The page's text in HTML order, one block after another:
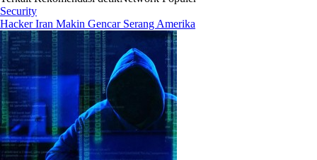
Security
Hacker Iran Makin Gencar Serang Amerika